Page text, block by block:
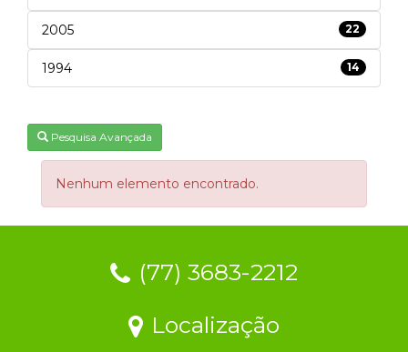
2005 22
1994 14
Pesquisa Avançada
Nenhum elemento encontrado.
(77) 3683-2212
Localização